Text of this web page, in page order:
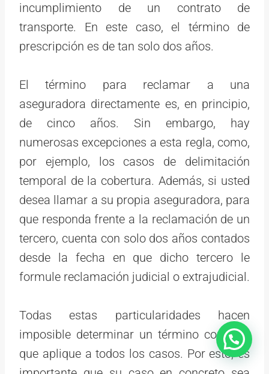
incumplimiento de un contrato de
transporte. En este caso, el término de
prescripción es de tan solo dos años.
El término para reclamar a una
aseguradora directamente es, en principio,
de cinco años. Sin embargo, hay
numerosas excepciones a esta regla, como,
por ejemplo, los casos de delimitación
temporal de la cobertura. Además, si usted
desea llamar a su propia aseguradora, para
que responda frente a la reclamación de un
tercero, cuenta con solo dos años contados
desde la fecha en que dicho tercero le
formule reclamación judicial o extrajudicial.
Todas estas particularidades hacen
imposible determinar un término concreto
que aplique a todos los casos. Por esto, es